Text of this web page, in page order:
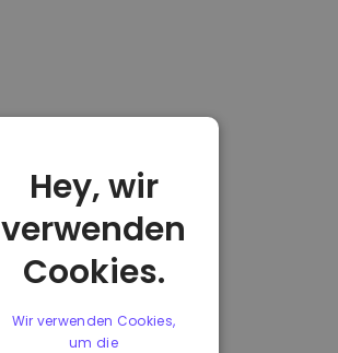
Hey, wir
verwenden
Cookies.
Wir verwenden Cookies,
um die